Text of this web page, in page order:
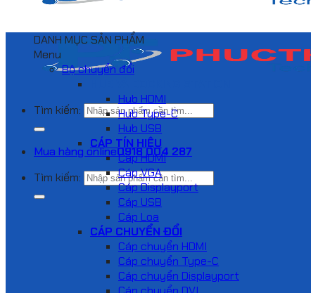
Tìm kiếm:
Mua hàng online0918 004 287
Tìm kiếm:
DANH MỤC SẢN PHẨM
Menu
Bộ chuyển đổi
Hub HDMI
Hub Type-C
Hub USB
CÁP TÍN HIỆU
Cáp HDMI
Cáp VGA
Cáp Displayport
Cáp USB
Cáp Loa
CÁP CHUYỂN ĐỔI
Cáp chuyển HDMI
Cáp chuyển Type-C
Cáp chuyển Displayport